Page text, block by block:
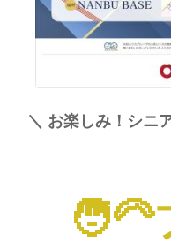
＼ お楽しみ！シニ
🧑‍🦳